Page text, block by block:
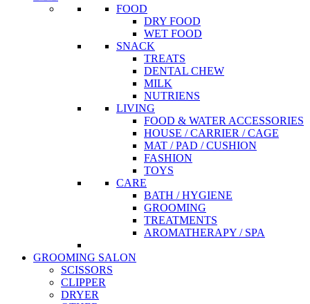
FOOD
DRY FOOD
WET FOOD
SNACK
TREATS
DENTAL CHEW
MILK
NUTRIENS
LIVING
FOOD & WATER ACCESSORIES
HOUSE / CARRIER / CAGE
MAT / PAD / CUSHION
FASHION
TOYS
CARE
BATH / HYGIENE
GROOMING
TREATMENTS
AROMATHERAPY / SPA
GROOMING SALON
SCISSORS
CLIPPER
DRYER